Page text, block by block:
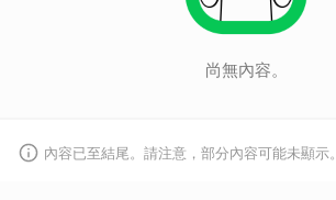
尚無內容。
內容已至結尾。請注意，部分內容可能未顯示。